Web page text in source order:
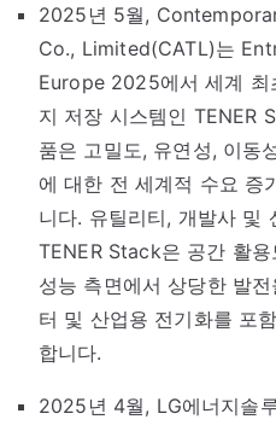
2025년 5월,
Co., Limited(CATL)는
Europe 2025에서 세계 최
지 저장 시스템인 TENER
품은 고밀도, 유연성, 이동
에 대한 전 세계적 수요 증
니다. 유틸리티, 개발사 및
TENER Stack은 공간 활
성능 측면에서 상당한 발
터 및 산업용 전기화를 포
합니다.
2025년 4월, LG에너지솔